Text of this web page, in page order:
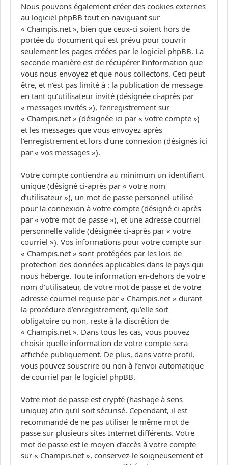
Nous pouvons également créer des cookies externes
au logiciel phpBB tout en naviguant sur
« Champis.net », bien que ceux-ci soient hors de
portée du document qui est prévu pour couvrir
seulement les pages créées par le logiciel phpBB. La
seconde manière est de récupérer l’information que
vous nous envoyez et que nous collectons. Ceci peut
être, et n’est pas limité à : la publication de message
en tant qu’utilisateur invité (désignée ci-après par
« messages invités »), l’enregistrement sur
« Champis.net » (désignée ici par « votre compte »)
et les messages que vous envoyez après
l’enregistrement et lors d’une connexion (désignés ici
par « vos messages »).
Votre compte contiendra au minimum un identifiant
unique (désigné ci-après par « votre nom
d’utilisateur »), un mot de passe personnel utilisé
pour la connexion à votre compte (désigné ci-après
par « votre mot de passe »), et une adresse courriel
personnelle valide (désignée ci-après par « votre
courriel »). Vos informations pour votre compte sur
« Champis.net » sont protégées par les lois de
protection des données applicables dans le pays qui
nous héberge. Toute information en-dehors de votre
nom d’utilisateur, de votre mot de passe et de votre
adresse courriel requise par « Champis.net » durant
la procédure d’enregistrement, qu’elle soit
obligatoire ou non, reste à la discrétion de
« Champis.net ». Dans tous les cas, vous pouvez
choisir quelle information de votre compte sera
affichée publiquement. De plus, dans votre profil,
vous pouvez souscrire ou non à l’envoi automatique
de courriel par le logiciel phpBB.
Votre mot de passe est crypté (hashage à sens
unique) afin qu’il soit sécurisé. Cependant, il est
recommandé de ne pas utiliser le même mot de
passe sur plusieurs sites Internet différents. Votre
mot de passe est le moyen d’accès à votre compte
sur « Champis.net », conservez-le soigneusement et